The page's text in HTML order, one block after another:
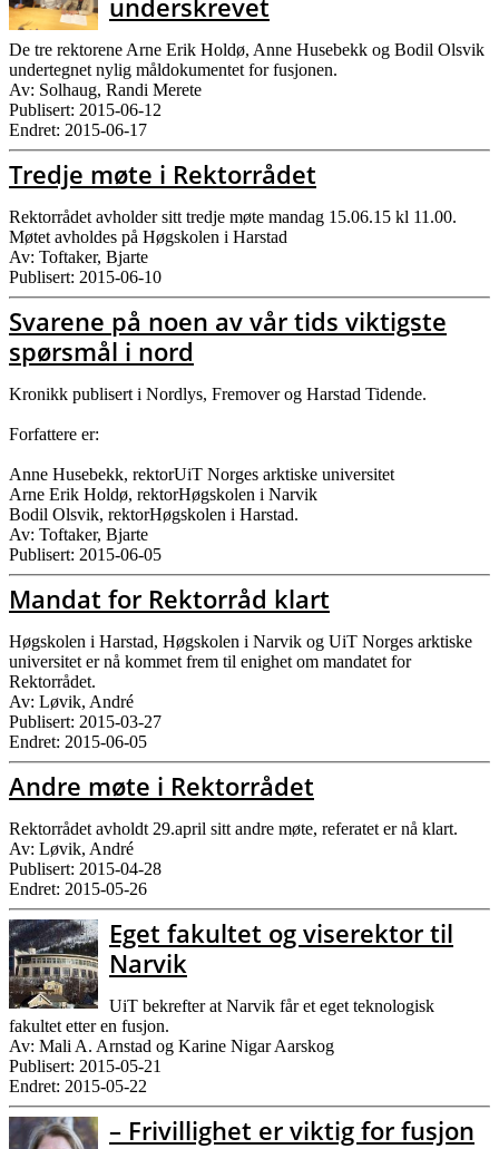
underskrevet
De tre rektorene Arne Erik Holdø, Anne Husebekk og Bodil Olsvik
undertegnet nylig måldokumentet for fusjonen.
Av: Solhaug, Randi Merete
Publisert: 2015-06-12
Endret: 2015-06-17
Tredje møte i Rektorrådet
Rektorrådet avholder sitt tredje møte mandag 15.06.15 kl 11.00.
Møtet avholdes på Høgskolen i Harstad
Av: Toftaker, Bjarte
Publisert: 2015-06-10
Svarene på noen av vår tids viktigste
spørsmål i nord
Kronikk publisert i Nordlys, Fremover og Harstad Tidende.
Forfattere er:
Anne Husebekk, rektorUiT Norges arktiske universitet
Arne Erik Holdø, rektorHøgskolen i Narvik
​Bodil Olsvik, rektorHøgskolen i Harstad.
Av: Toftaker, Bjarte
Publisert: 2015-06-05
Mandat for Rektorråd klart
Høgskolen i Harstad, Høgskolen i Narvik og UiT Norges arktiske
universitet er nå kommet frem til enighet om mandatet for
Rektorrådet.
Av: Løvik, André
Publisert: 2015-03-27
Endret: 2015-06-05
Andre møte i Rektorrådet
Rektorrådet avholdt 29.april sitt andre møte, referatet er nå klart.
Av: Løvik, André
Publisert: 2015-04-28
Endret: 2015-05-26
Eget fakultet og viserektor til
Narvik
UiT bekrefter at Narvik får et eget teknologisk
fakultet etter en fusjon.
Av: Mali A. Arnstad og Karine Nigar Aarskog
Publisert: 2015-05-21
Endret: 2015-05-22
– Frivillighet er viktig for fusjon